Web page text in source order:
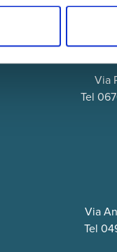
Via
Tel
Via
Tel